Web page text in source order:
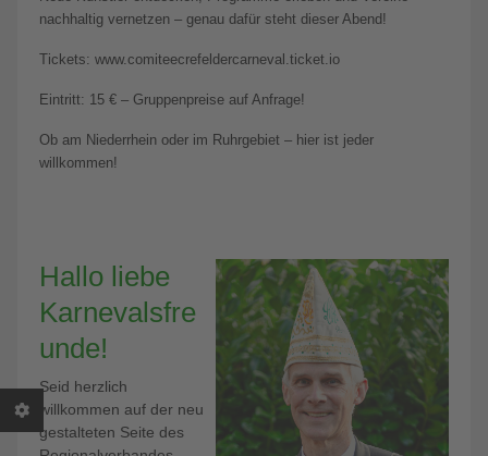
nachhaltig vernetzen – genau dafür steht dieser Abend!
Tickets: www.comiteecrefeldercarneval.ticket.io
Eintritt: 15 € – Gruppenpreise auf Anfrage!
Ob am Niederrhein oder im Ruhrgebiet – hier ist jeder
willkommen!
Hallo liebe
Karnevalsfre
unde!
Seid herzlich
willkommen auf der neu
gestalteten Seite des